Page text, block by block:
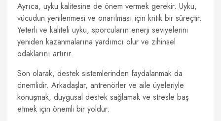
Ayrıca, uyku kalitesine de önem vermek gerekir. Uyku,
vücudun yenilenmesi ve onarılması için kritik bir süreçtir.
Yeterli ve kaliteli uyku, sporcuların enerji seviyelerini
yeniden kazanmalarına yardımcı olur ve zihinsel
odaklarını artırır.
Son olarak, destek sistemlerinden faydalanmak da
önemlidir. Arkadaşlar, antrenörler ve aile üyeleriyle
konuşmak, duygusal destek sağlamak ve stresle baş
etmek için önemli bir yoldur.